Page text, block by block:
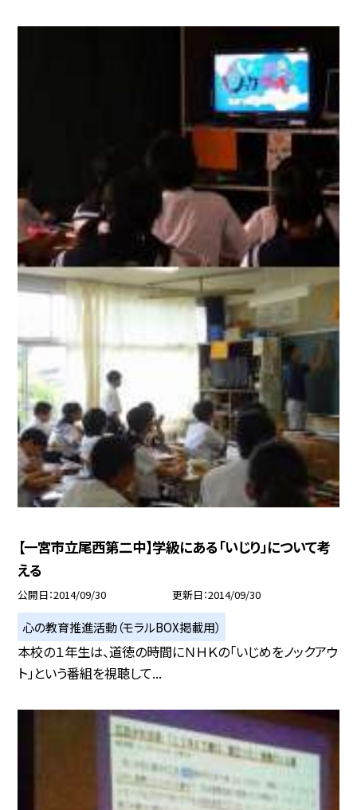
【一宮市立尾西第二中】学級にある「いじり」について考
える
公開日 2014/09/30 更新日 2014/09/30
心の教育推進活動（モラルBOX掲載用）
本校の１年生は、道徳の時間にＮＨＫの「いじめをノックアウ
ト」という番組を視聴して...